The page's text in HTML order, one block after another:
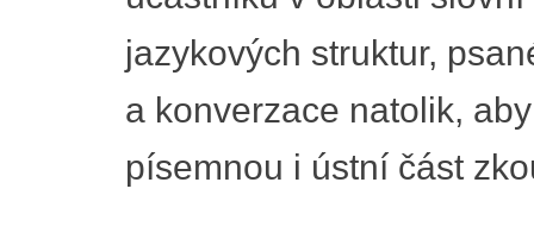
jazykových struktur,
a konverzace natolik,
písemnou i ústní část